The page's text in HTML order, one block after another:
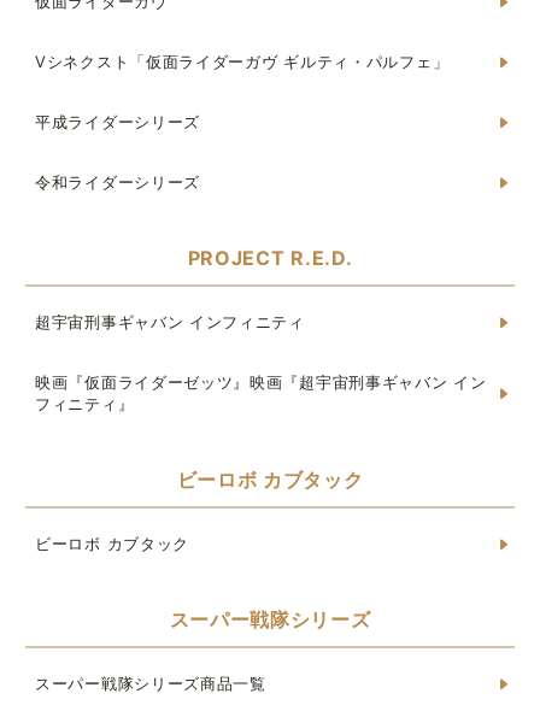
Vシネクスト「仮面ライダーガヴ ギルティ・パルフェ」
平成ライダーシリーズ
令和ライダーシリーズ
PROJECT R.E.D.
超宇宙刑事ギャバン インフィニティ
映画『仮面ライダーゼッツ』映画『超宇宙刑事ギャバン イン
フィニティ』
ビーロボ カブタック
ビーロボ カブタック
スーパー戦隊シリーズ
スーパー戦隊シリーズ商品一覧